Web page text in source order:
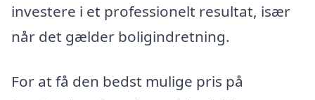
investere i et professionelt resultat, især
når det gælder boligindretning.
For at få den bedst mulige pris på